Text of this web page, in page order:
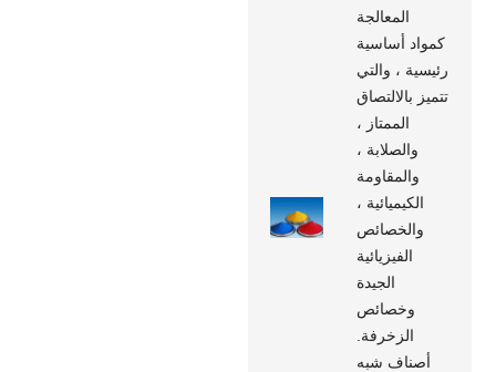
المعالجة
كمواد أساسية
رئيسية ، والتي
تتميز بالالتصاق
الممتاز ،
والصلابة ،
والمقاومة
الكيميائية ،
والخصائص
الفيزيائية
الجيدة
وخصائص
الزخرفة.
أصناف شبه